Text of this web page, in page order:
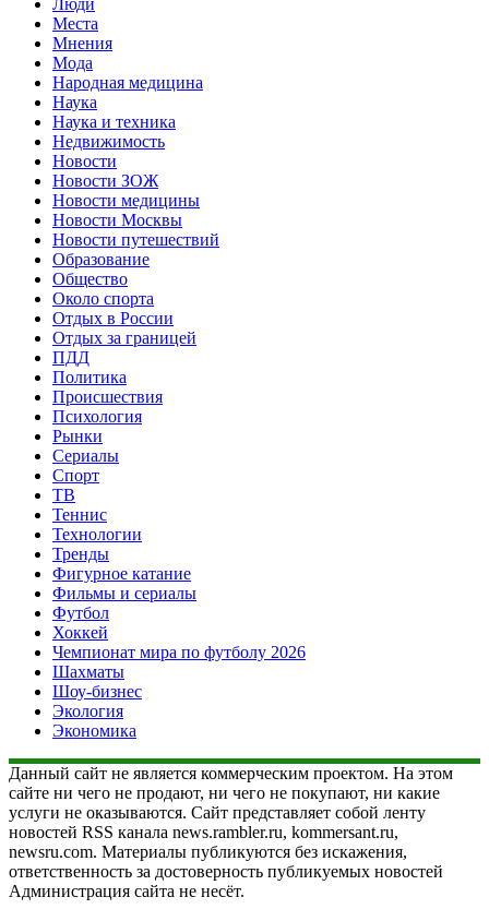
Места
Мнения
Мода
Народная медицина
Наука
Наука и техника
Недвижимость
Новости
Новости ЗОЖ
Новости медицины
Новости Москвы
Новости путешествий
Образование
Общество
Около спорта
Отдых в России
Отдых за границей
ПДД
Политика
Происшествия
Психология
Рынки
Сериалы
Спорт
ТВ
Теннис
Технологии
Тренды
Фигурное катание
Фильмы и сериалы
Футбол
Хоккей
Чемпионат мира по футболу 2026
Шахматы
Шоу-бизнес
Экология
Экономика
Данный сайт не является коммерческим проектом. На этом
сайте ни чего не продают, ни чего не покупают, ни какие
услуги не оказываются. Сайт представляет собой ленту
новостей RSS канала news.rambler.ru, kommersant.ru,
newsru.com. Материалы публикуются без искажения,
ответственность за достоверность публикуемых новостей
Администрация сайта не несёт.